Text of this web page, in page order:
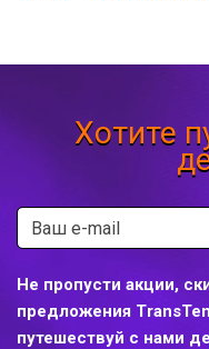
Хотите
Не пропусти акции,
предложения
путешествуй с нами